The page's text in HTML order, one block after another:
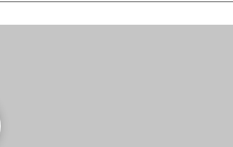
Inhalte und/oder Workshops/Kurse sind nicht
in der Aktivierung Deiner
an Deine Dir innewohnende Kraft zu erinnern,
ich mit Deinen Therapeuten zusammen